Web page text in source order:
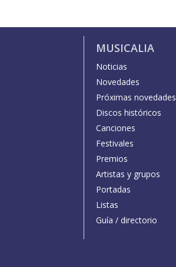
MUSICALIA
Noticias
Novedades
Próximas novedades
Discos históricos
Canciones
Festivales
Premios
Artistas y grupos
Portadas
Listas
Guía / directorio